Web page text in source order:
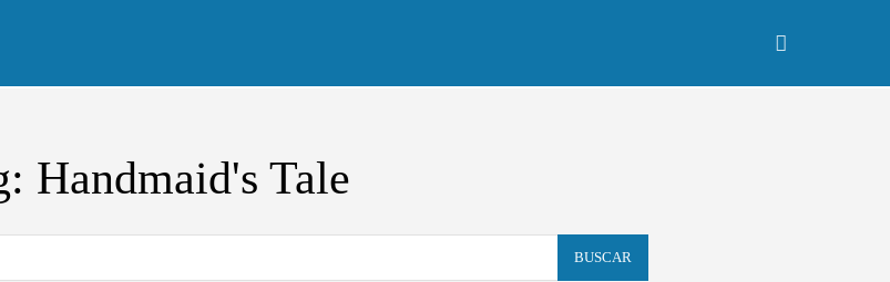
Handmaid's Tale
BUSCAR